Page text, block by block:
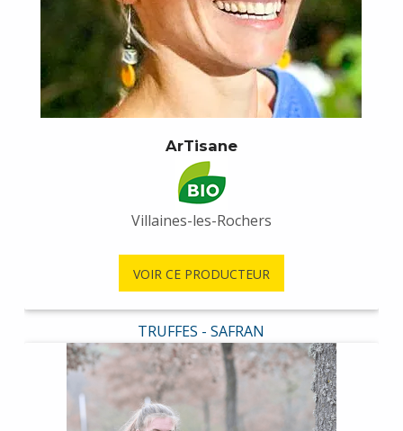
ArTisane
Villaines-les-Rochers
VOIR CE PRODUCTEUR
TRUFFES - SAFRAN